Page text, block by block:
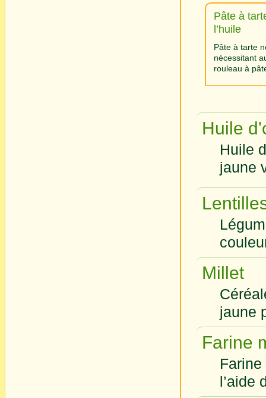
Pâte à
l’huile
Pâte à tarte
nécessitant
rouleau à
Huile
Huile
jaune
Millet
jaune
Farine
l’aide